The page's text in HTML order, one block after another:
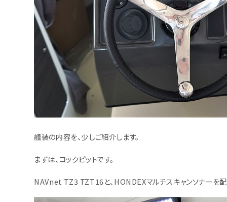
艤装の内容を、少しご紹介します。
まずは、コックピットです。
NAVnet TZ3 TZT16と、HONDEXマルチスキャンソナーを配